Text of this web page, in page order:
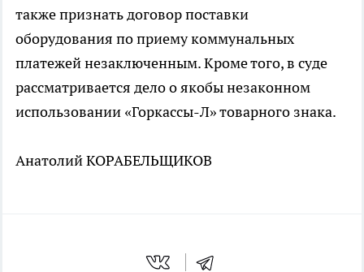
также признать договор поставки
оборудования по приему коммунальных
платежей незаключенным. Кроме того, в суде
рассматривается дело о якобы незаконном
использовании «Горкассы-Л» товарного знака.
Анатолий КОРАБЕЛЬЩИКОВ